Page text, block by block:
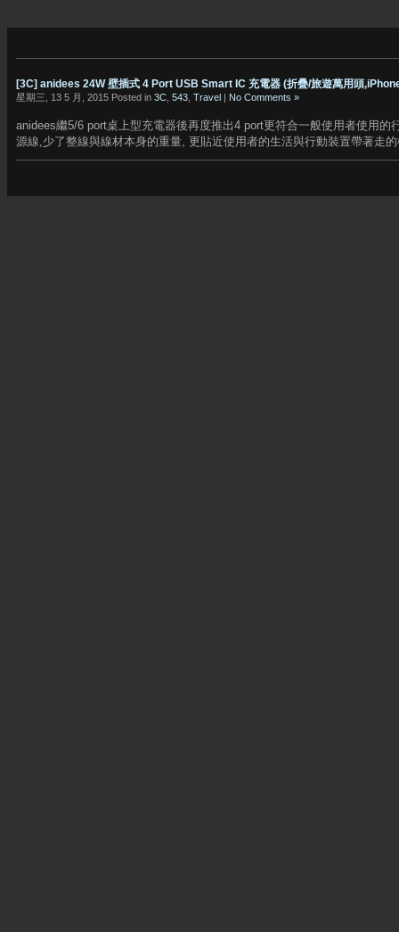
[3C] anidees 24W 壁插式 4 Port USB Smart IC 充電器 (折疊/旅遊萬用頭
星期三, 13 5 月, 2015 Posted in 3C 543 Travel | No Comments »
anidees繼5/6 port桌上型充電器後再度推出4 port更符合一般使用者使用
源線,少了整線與線材本身的重量, 更貼近使用者的生活與行動裝置帶著走